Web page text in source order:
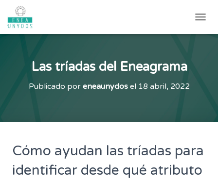
Las tríadas del Eneagrama
Publicado por eneaunydosel 18 abril, 2022
Cómo ayudan las tríadas para
identificar desde qué atributo